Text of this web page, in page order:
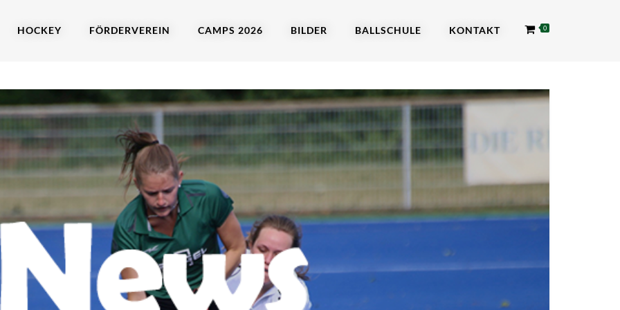
0
HOCKEY FÖRDERVEREIN CAMPS 2026 BILDER BALLSCHULE KONTAKT